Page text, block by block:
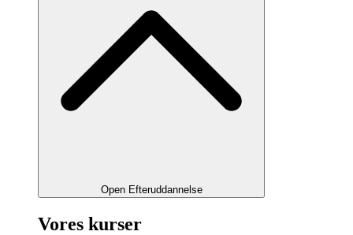
Open Efteruddannelse
Vores kurser